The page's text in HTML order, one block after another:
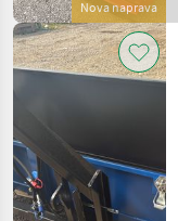
Nova naprava